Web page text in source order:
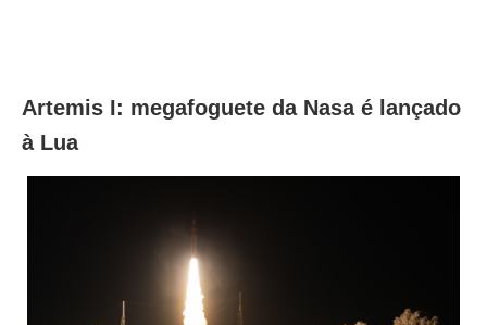
Artemis I: megafoguete da Nasa é lançado
à Lua